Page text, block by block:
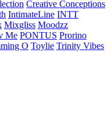
Creative Conceptions
IntimateLine INTT
Mixgliss Moodzz
Me PONTUS Prorino
O Toylie Trinity Vibes